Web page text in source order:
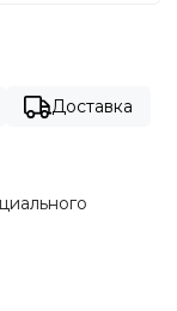
Доставка